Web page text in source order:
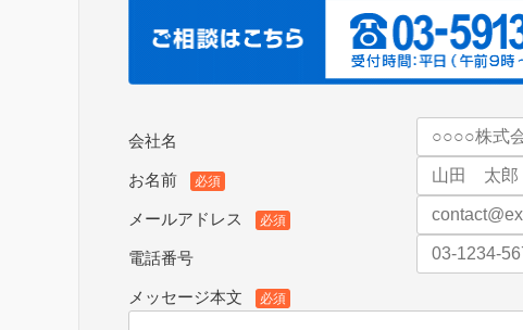
会社名
お名前 必須
メールアドレス 必須
電話番号
メッセージ本文 必須